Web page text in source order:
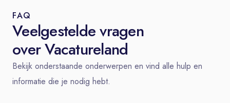
FAQ
Veelgestelde vragen
over Vacatureland
Bekijk onderstaande onderwerpen en vind alle hulp en
informatie die je nodig hebt.